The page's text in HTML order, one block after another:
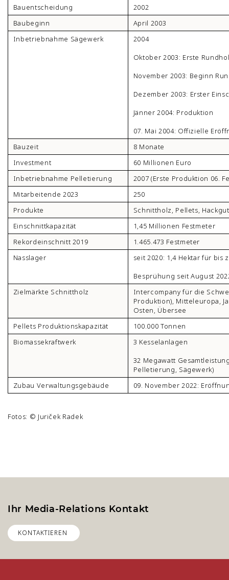
Bauentscheidung
2002
Baubeginn
April 2003
Inbetriebnahme Sägewerk
2004
Oktober 2003: Erste
November 2003: Beginn
Dezember 2003: Erster
Jänner 2004: Produktion
07. Mai 2004: Offizielle
Bauzeit
8 Monate
Investment
60 Millionen Euro
Inbetriebnahme Pelletierung
2007 (Erste Produktion 06.
Mitarbeitende 2023
250
Produkte
Schnittholz, Pellets, Hackgut
Einschnittkapazität
1,45 Millionen Festmeter
Rekordeinschnitt 2019
1.465.473 Festmeter
Nasslager
seit 2020: 1,4 Hektar für bis
Besprühung seit August
Zielmärkte Schnittholz
Intercompany für die
Produktion), Mitteleuropa,
Osten, Übersee
Pellets Produktionskapazität
100.000 Tonnen
Biomassekraftwerk
3 Kesselanlagen
32 Megawatt
Pelletierung, Sägewerk)
Zubau Verwaltungsgebäude
09. November 2022:
Fotos: © Juriček Radek
Ihr Media-Relations Kontakt
KONTAKTIEREN